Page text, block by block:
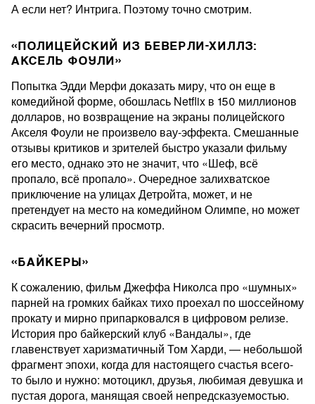
А если нет? Интрига. Поэтому точно смотрим.
«ПОЛИЦЕЙСКИЙ ИЗ БЕВЕРЛИ-ХИЛЛЗ:
АКСЕЛЬ ФОУЛИ»
Попытка Эдди Мерфи доказать миру, что он еще в
комедийной форме, обошлась Netflix в 150 миллионов
долларов, но возвращение на экраны полицейского
Акселя Фоули не произвело вау-эффекта. Смешанные
отзывы критиков и зрителей быстро указали фильму
его место, однако это не значит, что «Шеф, всё
пропало, всё пропало». Очередное залихватское
приключение на улицах Детройта, может, и не
претендует на место на комедийном Олимпе, но может
скрасить вечерний просмотр.
«БАЙКЕРЫ»
К сожалению, фильм Джеффа Николса про «шумных»
парней на громких байках тихо проехал по шоссейному
прокату и мирно припарковался в цифровом релизе.
История про байкерский клуб «Вандалы», где
главенствует харизматичный Том Харди, — небольшой
фрагмент эпохи, когда для настоящего счастья всего-
то было и нужно: мотоцикл, друзья, любимая девушка и
пустая дорога, манящая своей непредсказуемостью.